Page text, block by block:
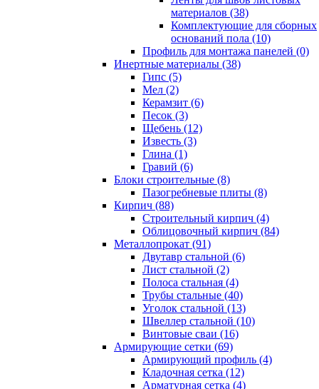
материалов (38)
Комплектующие для сборных
оснований пола (10)
Профиль для монтажа панелей (0)
Инертные материалы (38)
Гипс (5)
Мел (2)
Керамзит (6)
Песок (3)
Щебень (12)
Известь (3)
Глина (1)
Гравий (6)
Блоки строительные (8)
Пазогребневые плиты (8)
Кирпич (88)
Строительный кирпич (4)
Облицовочный кирпич (84)
Металлопрокат (91)
Двутавр стальной (6)
Лист стальной (2)
Полоса стальная (4)
Трубы стальные (40)
Уголок стальной (13)
Швеллер стальной (10)
Винтовые сваи (16)
Армирующие сетки (69)
Армирующий профиль (4)
Кладочная сетка (12)
Арматурная сетка (4)